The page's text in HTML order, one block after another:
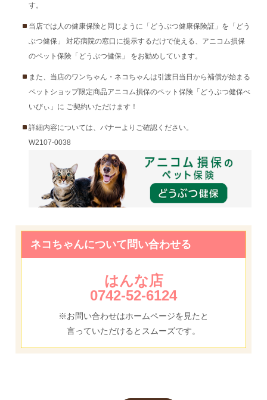
す。
当店では人の健康保険と同じように「どうぶつ健康保険証」を「どう
ぶつ健保」 対応病院の窓口に提示するだけで使える、アニコム損保
のペット保険「どうぶつ健保」 をお勧めしています。
また、当店のワンちゃん・ネコちゃんは引渡日当日から補償が始まる
ペットショップ限定商品アニコム損保のペット保険「どうぶつ健保べ
いびぃ」に ご契約いただけます！
詳細内容については、バナーよりご確認ください。
W2107-0038
ネコちゃんについて問い合わせる
はんな店
0742-52-6124
※お問い合わせはホームページを見たと
言っていただけるとスムーズです。